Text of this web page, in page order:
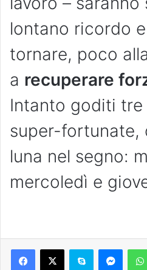
lontano ricordo
tornare, poco
a recuperare
Intanto goditi
super-fortunate,
luna nel segno:
mercoledì e